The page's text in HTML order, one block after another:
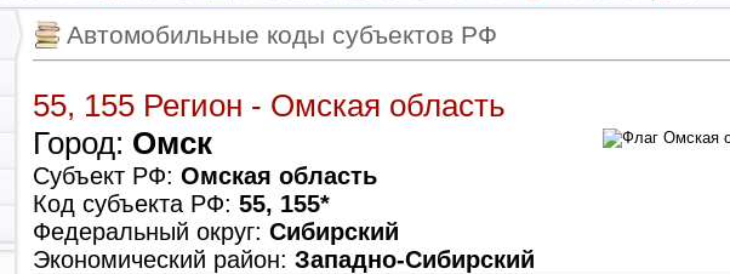
Автомобильные коды субъектов РФ
55, 155 Регион - Омская область
Город: Омск
Субъект РФ: Омская область
Код субъекта РФ: 55, 155*
Федеральный округ: Сибирский
Экономический район: Западно-Сибирский